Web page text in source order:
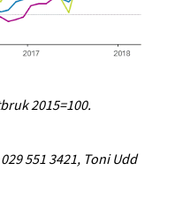
2015=100.
551 3421, Toni Udd